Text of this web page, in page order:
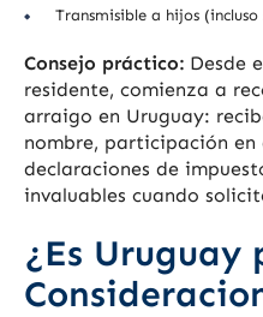
Transmisible a hijos
Consejo práctico: Desde
residente, comienza a
arraigo en Uruguay:
nombre, participación
declaraciones de
invaluables cuando
¿Es Uruguay